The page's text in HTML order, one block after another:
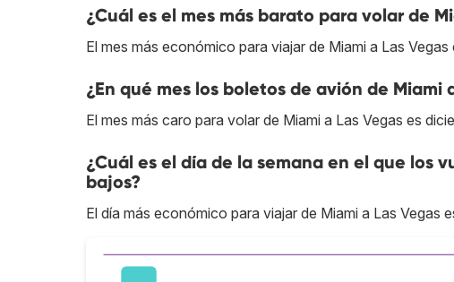
¿Cuál es el mes más barato para volar de
El mes más económico para viajar de Miami a Las Vegas
¿En qué mes los boletos de avión de Miami
El mes más caro para volar de Miami a Las Vegas es
¿Cuál es el día de la semana en el que los
bajos?
El día más económico para viajar de Miami a Las Vegas